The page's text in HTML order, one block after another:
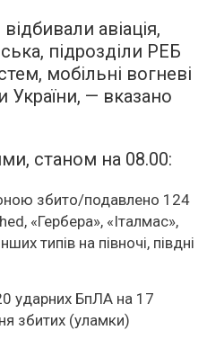
авіація,
підрозділи РЕБ
мобільні вогневі
України, — вказано
станом на 08.00:
збито/подавлено 124
«Гербера», «Італмас»,
типів на півночі, півдні
ударних БпЛА на 17
збитих (уламки)